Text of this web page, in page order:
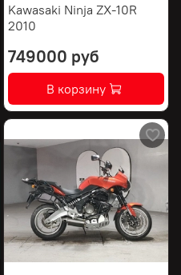
Kawasaki Ninja ZX-10R
2010
749000 руб
В корзину